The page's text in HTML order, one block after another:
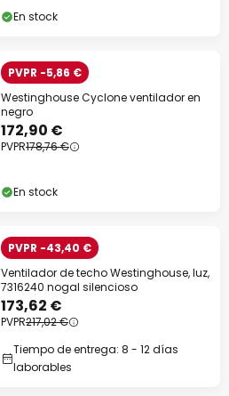
En stock
PVPR -5,86 €
Westinghouse Cyclone ventilador en
negro
172,90 €
PVPR178,76 €
En stock
PVPR -43,40 €
Ventilador de techo Westinghouse, luz,
7316240 nogal silencioso
173,62 €
PVPR217,02 €
Tiempo de entrega: 8 - 12 días
laborables